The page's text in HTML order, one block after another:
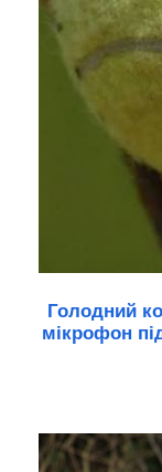
Голодний
мікрофон